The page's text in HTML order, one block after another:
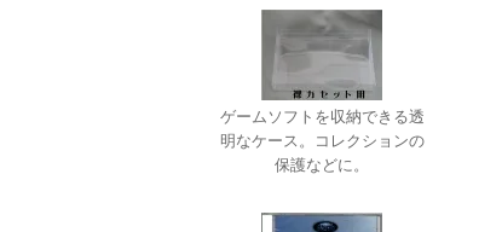
ゲームソフトを収納できる透
明なケース。コレクションの
保護などに。